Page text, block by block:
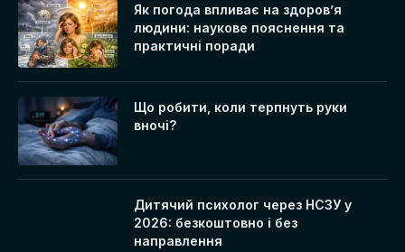
Як погода впливає на здоров’я
людини: наукове пояснення та
практичні поради
Що робити, коли терпнуть руки
вночі?
Дитячий психолог через НСЗУ у
2026: безкоштовно і без
направлення